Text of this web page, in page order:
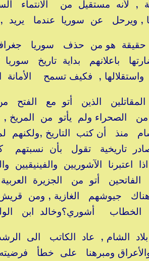
, لأنه مستقيل من الانتماء
ويرحل عن سوريا عندما يريد
حقيقة هو من حذف سوريا
واستقلالها , فكيف تسمح
المقاتلين الذين أتو مع
الصحراء ولم يأتو من المريخ
منذ أن كتب التاريخ ,ولكنهم
اعتبرنا الآشوريين
أتو من الجزيرة
جيوشهم الغازية , ومن قريش
أشوري؟وخالد ابن
الشام , عاد الكاتب الى
ومبرهنا على خطأ